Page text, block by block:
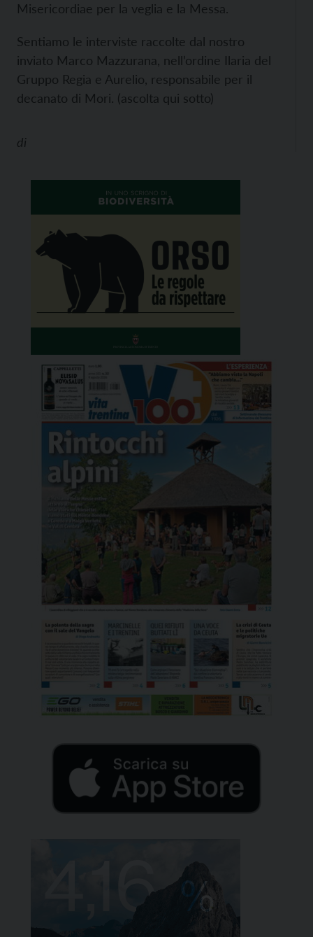
Misericordiae per la veglia e la Messa.
Sentiamo le interviste raccolte dal nostro
inviato Marco Mazzurana, nell’ordine Ilaria del
Gruppo Regia e Aurelio, responsabile per il
decanato di Mori. (ascolta qui sotto)
di